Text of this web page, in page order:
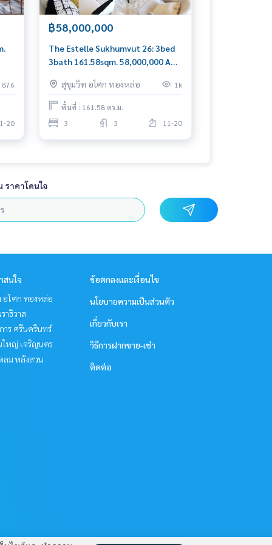
876
20
฿58,000,000
The Estelle Sukhumvut 26: 3bed
3bath 161.58sqm. 58,000,000 Am:
สุขุมวิท อโศก ทองหล่อ
1k
พื้นที่ : 161.58 ตร.ม.
3
3 11-20
ราคาโดนใจ
สนใจ
อโศก ทองหล่อ
าธิวาส
ร ศรีนครินทร์
ใหญ่ เจริญนคร
ลม หลังสวน
ข้อตกลงและเงื่อนไข
นโยบายความเป็นส่วนตัว
เกี่ยวกับเรา
วิธีการฝากขาย-เช่า
ติดต่อ